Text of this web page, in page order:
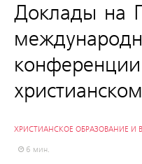
Доклады на
ХРИСТИАНСКОЕ ОБРАЗОВАНИЕ И
6 мин.